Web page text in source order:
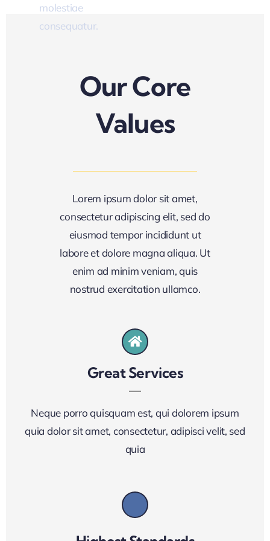
molestiae
consequatur.
Our Core
Values
Lorem ipsum dolor sit amet,
consectetur adipiscing elit, sed do
eiusmod tempor incididunt ut
labore et dolore magna aliqua. Ut
enim ad minim veniam, quis
nostrud exercitation ullamco.
Great Services
Neque porro quisquam est, qui dolorem ipsum
quia dolor sit amet, consectetur, adipisci velit, sed
quia